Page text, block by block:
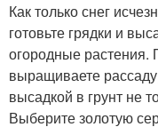
Как только снег
готовьте грядки и
огородные растения.
выращиваете
высадкой в грунт не
Выберите золотую